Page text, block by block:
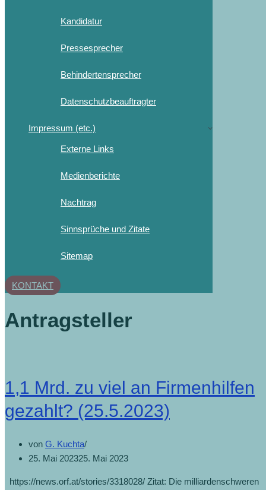
Kandidatur
Pressesprecher
Behindertensprecher
Datenschutzbeauftragter
Impressum (etc.)
Externe Links
Medienberichte
Nachtrag
Sinnsprüche und Zitate
Sitemap
KONTAKT
Antragsteller
1,1 Mrd. zu viel an Firmenhilfen
gezahlt? (25.5.2023)
von G. Kuchta
25. Mai 202325. Mai 2023
https://news.orf.at/stories/3318028/ Zitat: Die milliardenschweren